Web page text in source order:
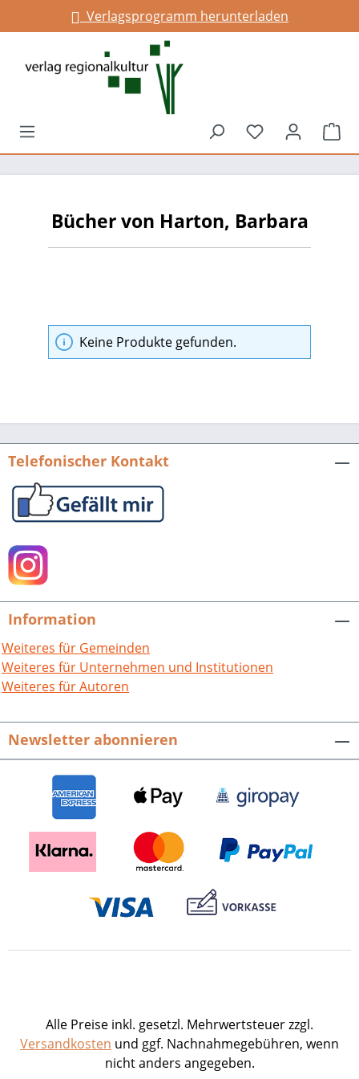
springenVerlagsprogramm herunterladen
Du hast 0
Bücher von Harton, Barbara
Keine Produkte gefunden.
Telefonischer Kontakt
Information
Weiteres für Gemeinden
Weiteres für Unternehmen und Institutionen
Weiteres für Autoren
Newsletter abonnieren
Alle Preise inkl. gesetzl. Mehrwertsteuer zzgl.
Versandkosten und ggf. Nachnahmegebühren, wenn
nicht anders angegeben.